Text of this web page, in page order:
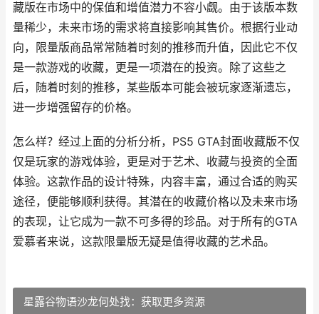
藏版在市场中的保值和增值潜力不容小觑。由于该版本数
量稀少，未来市场的需求将直接影响其售价。根据行业动
向，限量版商品常常随着时刻的推移而升值，因此它不仅
是一款游戏的收藏，更是一项潜在的投资。除了这些之
后，随着时刻的推移，某些版本可能会被玩家逐渐遗忘，
进一步增强留存的价格。
怎么样？经过上面的分析分析，PS5 GTA封面收藏版不仅
仅是玩家的游戏体验，更是对于艺术、收藏与投资的全面
体验。这款作品的设计特殊，内容丰富，通过合适的购买
途径，便能够顺利获得。其潜在的收藏价格以及未来市场
的表现，让它成为一款不可多得的珍品。对于所有的GTA
爱慕者来说，这款限量版无疑是值得收藏的艺术品。
星露谷物语沙龙何处找：获取更多资源